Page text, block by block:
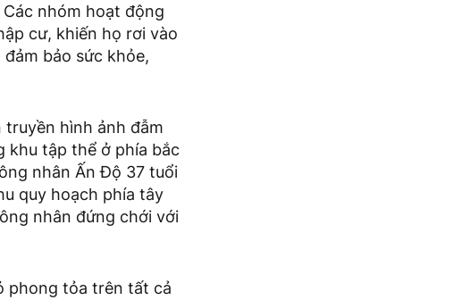
nhóm hoạt động
cư, khiến họ rơi vào
bảo sức khỏe,
hình ảnh đẫm
khu tập thể ở phía bắc
nhân Ấn Độ 37 tuổi
quy hoạch phía tây
nhân đứng chới với
phong tỏa trên tất cả